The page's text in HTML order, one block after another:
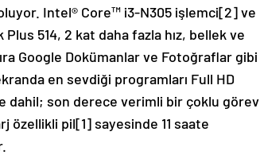
Intel® Core™ i3-N305 işlemci[2] ve
514, 2 kat daha fazla hız, bellek ve
Google Dokümanlar ve Fotoğraflar gibi
en sevdiği programları Full HD
dahil; son derece verimli bir çoklu görev
özellikli pil[1] sayesinde 11 saate